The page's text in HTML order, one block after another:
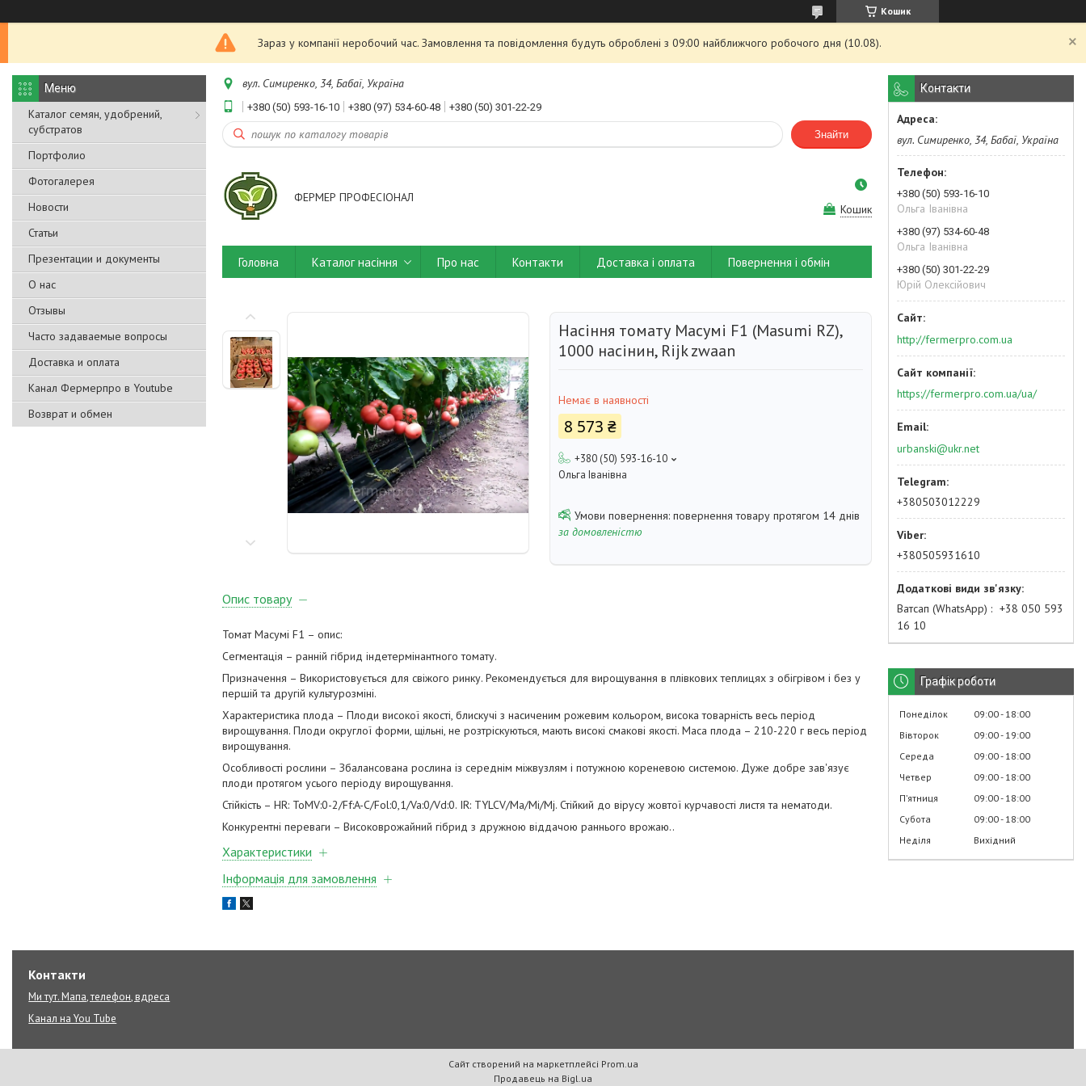
Кошик
Зараз у компанії неробочий час. Замовлення та повідомлення будуть оброблені з 09:00 найближчого робочого дня (10.08).
Каталог семян, удобрений,
субстратов
Портфолио
Фотогалерея
Новости
Статьи
Презентации и документы
О нас
Отзывы
Часто задаваемые вопросы
Доставка и оплата
Канал Фермерпро в Youtube
Возврат и обмен
вул. Симиренко, 34, Бабаї, Україна
+380 (50) 593-16-10 +380 (97) 534-60-48 +380 (50) 301-22-29
Знайти
ФЕРМЕР ПРОФЕСІОНАЛ
Кошик
Головна Каталог насіння Про нас Контакти Доставка і оплата Повернення і обмін
Насіння томату Масумі F1 (Masumi RZ),
1000 насінин, Rijk zwaan
Немає в наявності
8 573 ₴
+380 (50) 593-16-10
Ольга Іванівна
повернення товару протягом 14 днів
за домовленістю
Опис товару
Томат Масумі F1 – опис:
Сегментація – ранній гібрид індетермінантного томату.
Призначення – Використовується для свіжого ринку. Рекомендується для вирощування в плівкових теплицях з обігрівом і без у
першій та другій культурозміні.
Характеристика плода – Плоди високої якості, блискучі з насиченим рожевим кольором, висока товарність весь період
вирощування. Плоди округлої форми, щільні, не розтріскуються, мають високі смакові якості. Маса плода – 210-220 г весь період
вирощування.
Особливості рослини – Збалансована рослина із середнім міжвузлям і потужною кореневою системою. Дуже добре зав'язує
плоди протягом усього періоду вирощування.
Стійкість – HR: ToMV:0-2/Ff:A-C/Fol:0,1/Va:0/Vd:0. IR: TYLCV/Ma/Mi/Mj. Стійкий до вірусу жовтої курчавості листя та нематоди.
Конкурентні переваги – Високоврожайний гібрид з дружною віддачою раннього врожаю..
Характеристики
Інформація для замовлення
Контакти
вул. Симиренко, 34, Бабаї, Україна
+380 (50) 593-16-10
Ольга Іванівна
+380 (97) 534-60-48
Ольга Іванівна
+380 (50) 301-22-29
Юрій Олексійович
http://fermerpro.com.ua
https://fermerpro.com.ua/ua/
urbanski@ukr.net
+380503012229
+380505931610
Ватсап (WhatsApp)
+38 050 593
16 10
Графік роботи
Понеділок 09:00 18:00
Вівторок
09:00 19:00
Середа
09:00 18:00
Четвер
09:00 18:00
Пʼятниця
09:00 18:00
Субота
09:00 18:00
Неділя
Вихідний
Контакти
Ми тут. Мапа, телефон, вдреса
Канал на You Tube
Сайт створений на маркетплейсі Prom.ua
Продавець на Bigl.ua